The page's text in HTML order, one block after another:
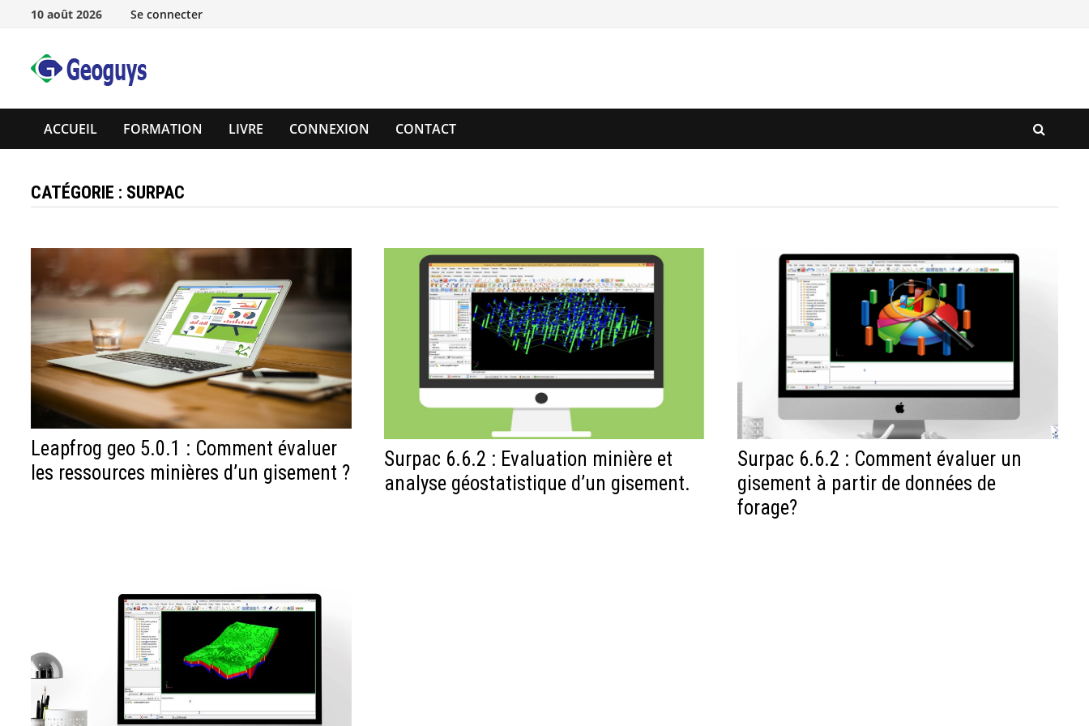
Passer
contenu
10 août 2026 Se connecter
ACCUEIL FORMATION LIVRE CONNEXION CONTACT
CATÉGORIE : SURPAC
Leapfrog geo 5.0.1 : Comment évaluer
les ressources minières d’un gisement ?
Surpac 6.6.2 : Evaluation minière et
analyse géostatistique d’un gisement.
Surpac 6.6.2 : Comment évaluer un
gisement à partir de données de
forage?